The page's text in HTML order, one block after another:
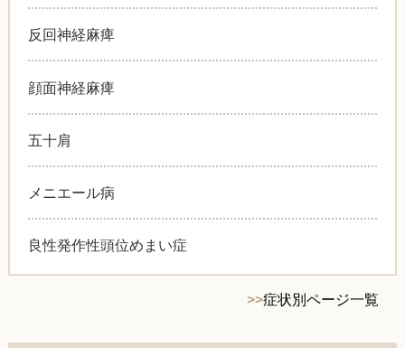
反回神経麻痺
顔面神経麻痺
五十肩
メニエール病
良性発作性頭位めまい症
>>症状別ページ一覧